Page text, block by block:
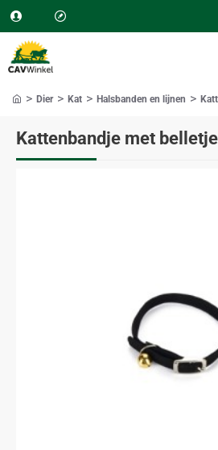
Kattenbandje met
Dier Kat Halsbanden en lijnen